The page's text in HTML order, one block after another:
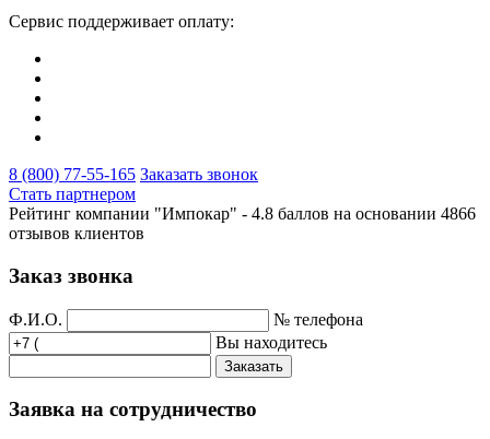
Сервис поддерживает оплату:
8 (800) 77-55-165 Заказать звонок
Стать партнером
Рейтинг компании "Импокар" - 4.8 баллов на основании 4866
отзывов клиентов
Заказ звонка
Ф.И.О.
№ телефона
Вы находитесь
Заказать
Заявка на сотрудничество